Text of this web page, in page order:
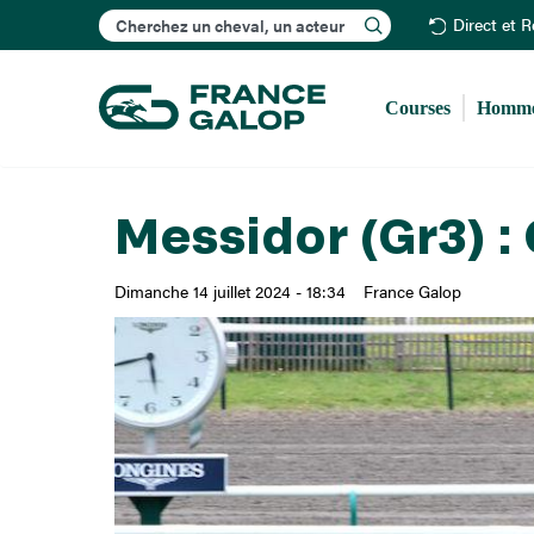
Rechercher Direct et
Courses
Messidor (Gr3)
Dimanche 14 juillet 2024 - 18:34 France Galop